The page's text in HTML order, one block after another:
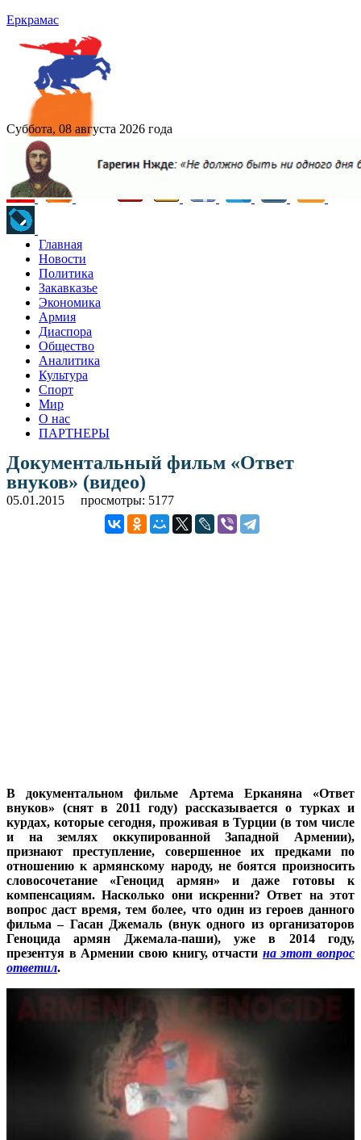
Еркрамас
Суббота, 08 августа 2026 года
Главная
Новости
Политика
Закавказье
Экономика
Армия
Диаспора
Общество
Аналитика
Культура
Спорт
Мир
О нас
ПАРТНЕРЫ
Документальный фильм «Ответ
внуков» (видео)
05.01.2015 просмотры: 5177
В документальном фильме Артема Ерканяна «Ответ
внуков» (снят в 2011 году) рассказывается о турках и
курдах, которые сегодня, проживая в Турции (в том числе
и на землях оккупированной Западной Армении),
признают преступление, совершенное их предками по
отношению к армянскому народу, не боятся произносить
словосочетание «Геноцид армян» и даже готовы к
компенсациям. Насколько они искренни? Ответ на этот
вопрос даст время, тем более, что один из героев данного
фильма – Гасан Джемаль (внук одного из организаторов
Геноцида армян Джемала-паши), уже в 2014 году,
презентуя в Армении свою книгу, отчасти на этот вопрос
ответил.